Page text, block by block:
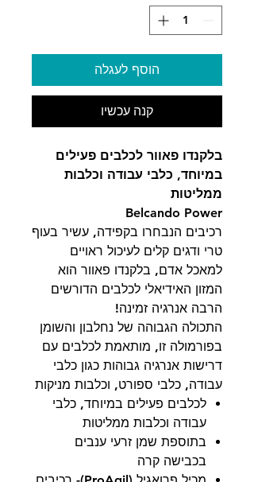
הוסף לעגלה
קנה עכשיו
בלקנדו פאוור לכלבים פעילים
במיוחד, כלבי עבודה וכלבות
ממליטות
Belcando Power
רכיבים הנבחרו בקפידה, עשיר בעוף
טרי ודגים קלים לעיכול ראויים
למאכל אדם, בלקנדו פאוור הוא
המזון האידיאלי לכלבים הדורשים
הרבה אנרגיה זמינה!
התכולה הגבוהה של נחלבון והשומן
בפורמולה זו, מותאמת לכלבים עם
דרישות אנרגיה גבוהות כגון כלבי
עבודה, כלבי ספורט, וכלבות מניקות
לכלבים פעילים במיוחד, כלבי
עבודה וכלבות ממליטות
בתוספת שמן זרעי ענבים
בכבישה קרה